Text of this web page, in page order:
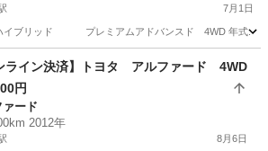
7月1日
ブリッド プレミアムアドバンスド 4WD 年式: H26年
北広島駅 ハリアー
ライン決済】トヨタ アルファード 4WD
円
ァード
2012年
8月6日